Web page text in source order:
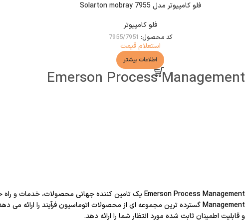
فلو کامپیوتر مدل Solarton mobray 7955
فلو کامپیوتر
کد محصول: 7955/7951
استعلام قیمت
اطلاعات بیشتر
Emerson Process Management
و قابلیت اطمینان ثابت شده مورد انتظار شما را ارائه دهد.